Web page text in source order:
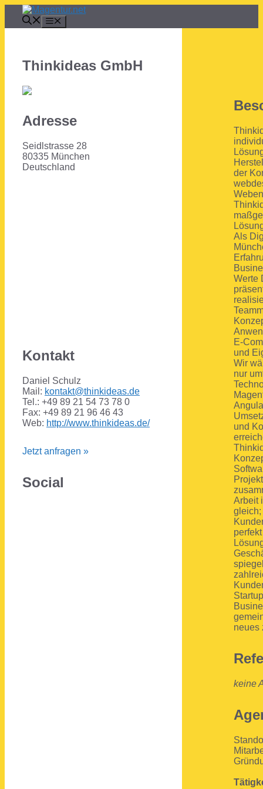
Inhalt
springen
Thinkideas GmbH
Adresse
Seidlstrasse 28
80335 München
Deutschland
Kontakt
Daniel Schulz
Mail: kontakt@thinkideas.de
Tel.: +49 89 21 54 73 78 0
Fax: +49 89 21 96 46 43
Web: http://www.thinkideas.de/
Jetzt anfragen »
Social
der
Als
Werte
E-
und
Wir
nur
und
Arbeit
neues
keine